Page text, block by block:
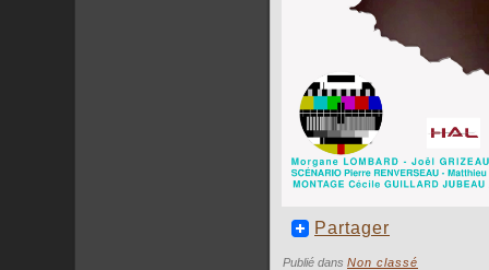
Partager
Publié dans Non classé